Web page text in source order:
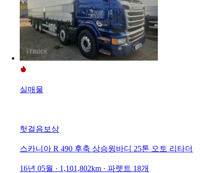
실매물
헛걸음보상
스카니아 R 490 후축 상승윙바디 25톤 오토 리타더
16년 05월 · 1,101,802km · 파렛트 18개